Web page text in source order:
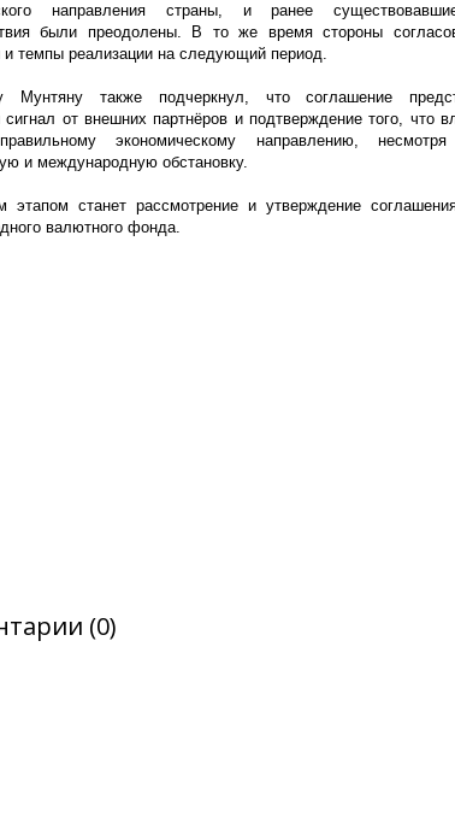
направления страны, и ранее
были преодолены. В то же время стороны
и темпы реализации на следующий период.
Мунтяну также подчеркнул, что соглашение
сигнал от внешних партнёров и подтверждение того, что
экономическому направлению,
и международную обстановку.
станет рассмотрение и утверждение
валютного фонда.
(0)